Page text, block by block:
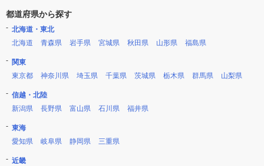
都道府県から探す
北海道・東北
北海道
青森県 岩手県 宮城県 秋田県 山形県 福島県
関東
東京都
神奈川県 埼玉県 千葉県 茨城県 栃木県 群馬県 山梨県
信越・北陸
新潟県
長野県 富山県 石川県 福井県
東海
愛知県
岐阜県 静岡県 三重県
近畿